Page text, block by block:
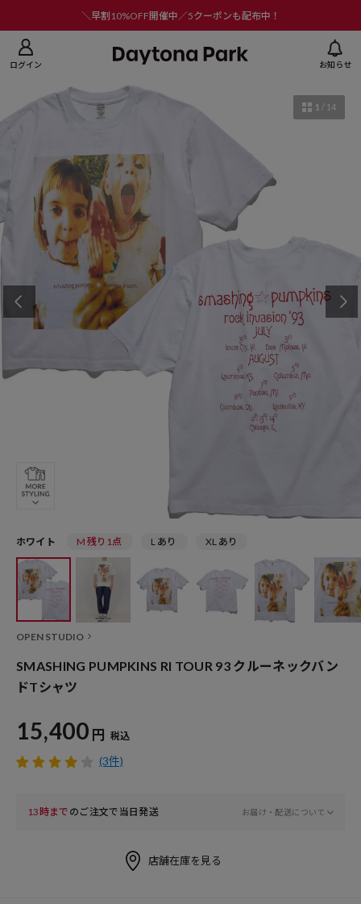
＼早割10%OFF開催中／5クーポンも配布中！
ログイン お知らせ
1 / 14
ホワイト M 残り1点 L あり XL あり
OPEN STUDIO
SMASHING PUMPKINS RI TOUR 93 クルーネックバン
ドTシャツ
15,400 円 税込
(3件)
13時まで のご注文で当日発送 お届け・配送について
店舗在庫を見る